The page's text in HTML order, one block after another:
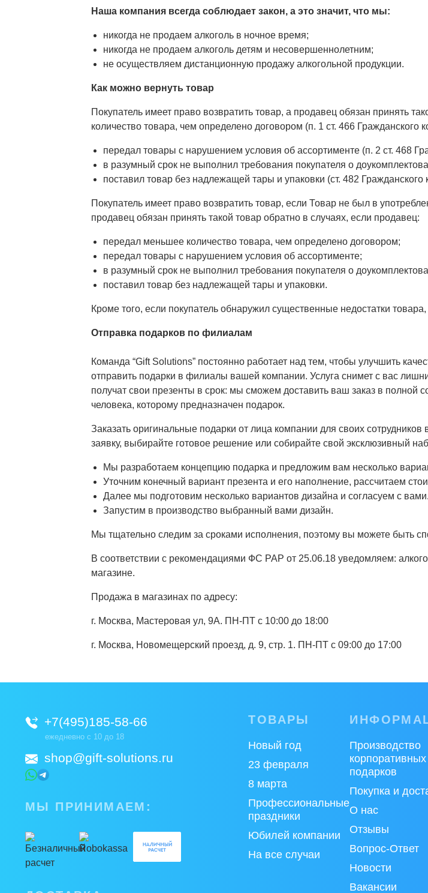
Наша компания всегда соблюдает закон, а это значит, что мы:
никогда не продаем алкоголь в ночное время;
никогда не продаем алкоголь детям и несовершеннолетним;
не осуществляем дистанционную продажу алкогольной продукции.
Как можно вернуть товар
Покупатель имеет право возвратить товар, а продавец обязан принять
количество товара, чем определено договором (п. 1 ст. 466 Гражданского
передал товары с нарушением условия об ассортименте (п. 2 ст. 468
в разумный срок не выполнил требования покупателя о
поставил товар без надлежащей тары и упаковки (ст. 482 Гражданского
Покупатель имеет право возвратить товар, если Товар не был в
продавец обязан принять такой товар обратно в случаях, если продавец:
передал меньшее количество товара, чем определено договором;
передал товары с нарушением условия об ассортименте;
в разумный срок не выполнил требования покупателя о
поставил товар без надлежащей тары и упаковки.
Кроме того, если покупатель обнаружил существенные недостатки
Отправка подарков по филиалам
Команда “Gift Solutions” постоянно работает над тем, чтобы улучшить
отправить подарки в филиалы вашей компании. Услуга снимет с вас
получат свои презенты в срок: мы сможем доставить ваш заказ в полной
человека, которому предназначен подарок.
Заказать оригинальные подарки от лица компании для своих
заявку, выбирайте готовое решение или собирайте свой эксклюзивный
Мы разработаем концепцию подарка и предложим вам несколько
Уточним конечный вариант презента и его наполнение, рассчитаем
Далее мы подготовим несколько вариантов дизайна и согласуем с вами.
Запустим в производство выбранный вами дизайн.
Мы тщательно следим за сроками исполнения, поэтому вы можете быть
В соответствии с рекомендациями ФС РАР от 25.06.18 уведомляем:
магазине.
Продажа в магазинах по адресу:
г. Москва, Мастеровая ул, 9А. ПН-ПТ с 10:00 до 18:00
г. Москва, Новомещерский проезд, д. 9, стр. 1. ПН-ПТ с 09:00 до 17:00
+7(495)185-58-66
ежедневно с 10 до 18
shop@gift-solutions.ru
МЫ ПРИНИМАЕМ:
ТОВАРЫ
Новый год
23 февраля
8 марта
Профессиональные
праздники
Юбилей компании
На все случаи
Производство
корпоративных
подарков
Покупка и
О нас
Отзывы
Вопрос-Ответ
Новости
Вакансии